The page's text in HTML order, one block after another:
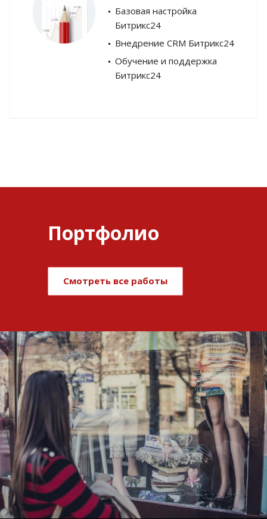
Базовая настройка
Битрикс24
Внедрение CRM Битрикс24
Обучение и поддержка
Битрикс24
Портфолио
Смотреть все работы
Развитие и поддержка интернет-
витрины StepClub
Смотреть проект